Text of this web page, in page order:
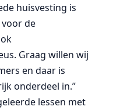
huisvesting is
de
Graag willen wij
en daar is
onderdeel in.”
lessen met